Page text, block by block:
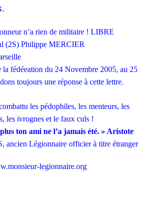
n’a rien de militaire ! LIBRE
(2S) Philippe MERCIER
la fédéeation du 24 Novembre 2005, au 25
toujours une réponse à cette lettre.
les pédophiles, les menteurs, les
les ivrognes et le faux culs !
ton ami ne l’a jamais été. » Aristote
, ancien Légionnaire officier à titre étranger
legionnaire.org